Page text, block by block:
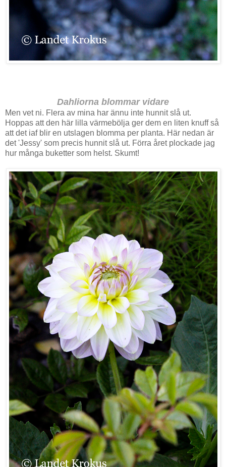
Dahliorna blommar vidare
Men vet ni. Flera av mina har ännu inte hunnit slå ut.
Hoppas att den här lilla värmebölja ger dem en liten knuff så
att det iaf blir en utslagen blomma per planta. Här nedan är
det 'Jessy' som precis hunnit slå ut. Förra året plockade jag
hur många buketter som helst. Skumt!